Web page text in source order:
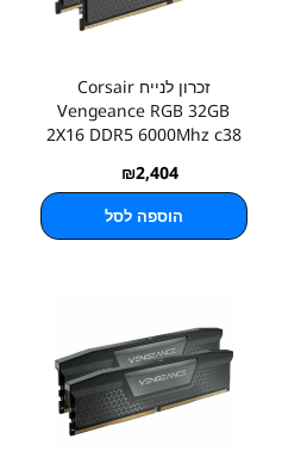
זכרון לנייח Corsair
Vengeance RGB 32GB
2X16 DDR5 6000Mhz c38
₪2,404
הוספה לסל